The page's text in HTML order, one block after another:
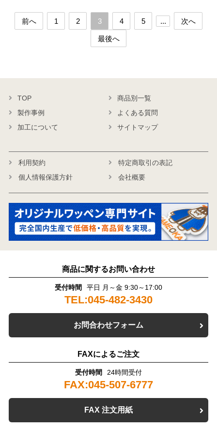
前へ 1 2 3 4 5 ... 次へ
最後へ
TOP
商品別一覧
製作事例
よくある質問
加工について
サイトマップ
利用契約
特定商取引の表記
個人情報保護方針
会社概要
商品に関するお問い合わせ
受付時間 平日 月～金 9:30～17:00
TEL:045-482-3430
お問合わせフォーム
FAXによるご注文
受付時間 24時間受付
FAX:045-507-6777
FAX 注文用紙